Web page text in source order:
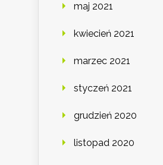
maj 2021
kwiecień 2021
marzec 2021
styczeń 2021
grudzień 2020
listopad 2020